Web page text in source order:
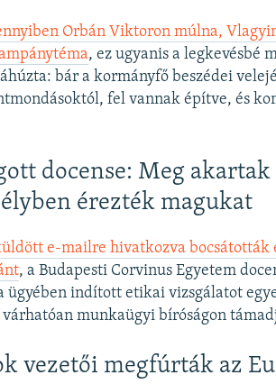
Orbán Viktoron múlna,
, ez ugyanis a legkevésbé
bár a kormányfő beszédei
fel vannak építve, és
docense: Meg akartak
érezték magukat
e-mailre hivatkozva
, a Budapesti Corvinus Egyetem
ügyében indított etikai vizsgálatot
munkaügyi bíróságon
vezetői megfúrták az